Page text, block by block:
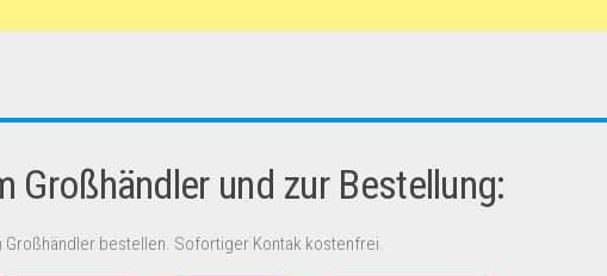
Großhändler und zur Bestellung:
bestellen. Sofortiger Kontak kostenfrei.